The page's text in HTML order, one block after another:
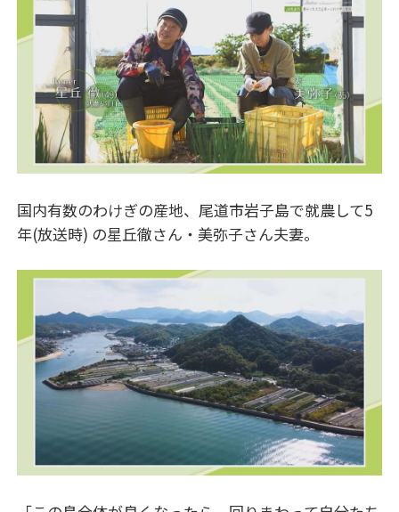
国内有数のわけぎの産地、尾道市岩子島で就農して5
年(放送時) の星丘徹さん・美弥子さん夫妻。